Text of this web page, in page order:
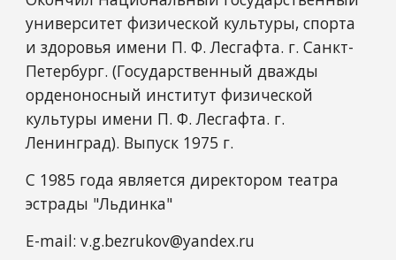
университет физической культуры, спорта
и здоровья имени П. Ф. Лесгафта. г. Санкт-
Петербург. (Государственный дважды
орденоносный институт физической
культуры имени П. Ф. Лесгафта. г.
Ленинград). Выпуск 1975 г.
С 1985 года является директором театра
эстрады "Льдинка"
E-mail: v.g.bezrukov@yandex.ru